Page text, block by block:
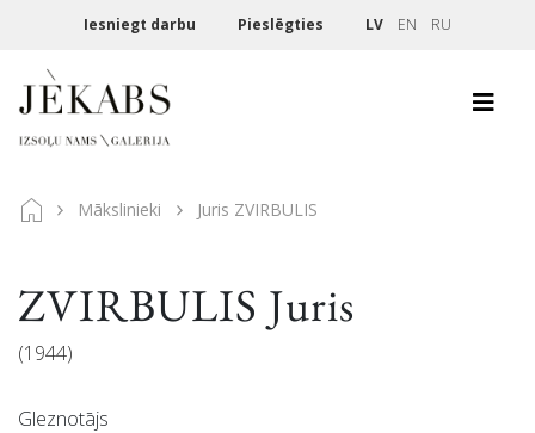
Iesniegt darbu Pieslēgties LV EN RU
Mākslinieki Juris ZVIRBULIS
ZVIRBULIS Juris
(1944)
Gleznotājs